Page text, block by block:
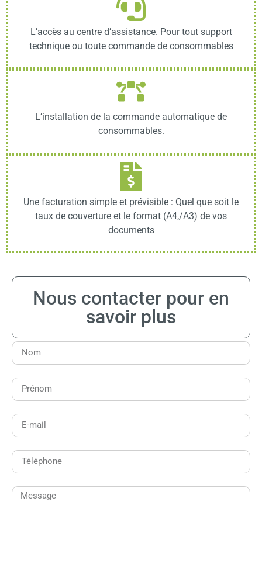
L’accès au centre d’assistance. Pour tout support
technique ou toute commande de consommables
L’installation de la commande automatique de
consommables.
Une facturation simple et prévisible : Quel que soit le
taux de couverture et le format (A4,/A3) de vos
documents
Nous contacter pour en
savoir plus